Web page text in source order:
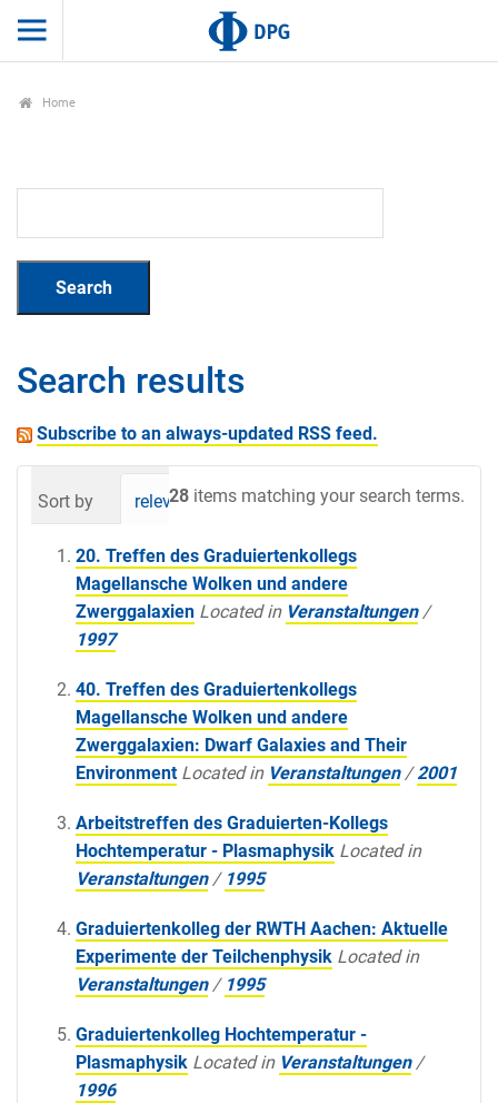
Home
Search results
Subscribe to an always-updated RSS feed.
28 items matching your search terms.
Sort by relevance date (newest first)
20. Treffen des Graduiertenkollegs
Magellansche Wolken und andere
Zwerggalaxien Located in Veranstaltungen /
1997
40. Treffen des Graduiertenkollegs
Magellansche Wolken und andere
Zwerggalaxien: Dwarf Galaxies and Their
Environment Located in Veranstaltungen /2001
Arbeitstreffen des Graduierten-Kollegs
Hochtemperatur - Plasmaphysik Located in
Veranstaltungen / 1995
Graduiertenkolleg der RWTH Aachen: Aktuelle
Experimente der Teilchenphysik Located in
Veranstaltungen / 1995
Graduiertenkolleg Hochtemperatur -
Plasmaphysik Located in Veranstaltungen /
1996